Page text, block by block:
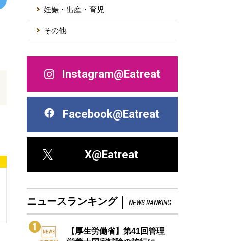
妊娠・出産・育児
その他
Instagram@Eatreat
Facebook@Eatreat
X@Eatreat
ニュースランキング NEWS RANKING
1
【厚生労働省】第41回管理